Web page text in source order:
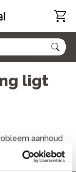
ligt
aanhoud